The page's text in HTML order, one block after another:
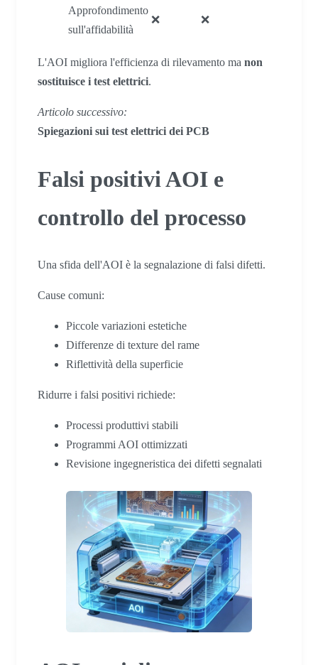
Approfondimento
sull'affidabilità
❌ ❌
L'AOI migliora l'efficienza di rilevamento ma non
sostituisce i test elettrici.
Articolo successivo:
Spiegazioni sui test elettrici dei PCB
Falsi positivi AOI e
controllo del processo
Una sfida dell'AOI è la segnalazione di falsi difetti.
Cause comuni:
Piccole variazioni estetiche
Differenze di texture del rame
Riflettività della superficie
Ridurre i falsi positivi richiede:
Processi produttivi stabili
Programmi AOI ottimizzati
Revisione ingegneristica dei difetti segnalati